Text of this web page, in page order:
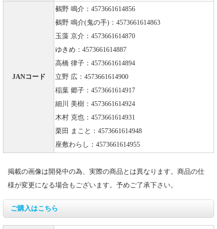
JANコード
鵺野 鳴介：4573661614856
鵺野 鳴介(鬼の手)：4573661614863
玉藻 京介：4573661614870
ゆきめ：4573661614887
高橋 律子：4573661614894
立野 広：4573661614900
稲葉 郷子：4573661614917
細川 美樹：4573661614924
木村 克也：4573661614931
栗田 まこと：4573661614948
座敷わらし：4573661614955
掲載の画像は開発中の為、実際の商品とは異なります。商品の仕
様が変更になる場合もございます。予めご了承下さい。
ご購入はこちら